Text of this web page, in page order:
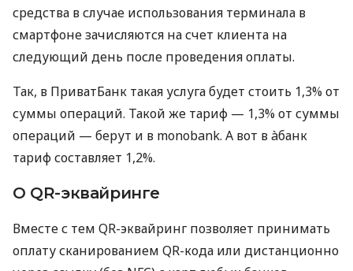
средства в случае использования терминала в
смартфоне зачисляются на счет клиента на
следующий день после проведения оплаты.
Так, в ПриватБанк такая услуга будет стоить 1,3% от
суммы операций. Такой же тариф — 1,3% от суммы
операций — берут и в monobank. А вот в àбанк
тариф составляет 1,2%.
О QR-эквайринге
Вместе с тем QR-эквайринг позволяет принимать
оплату сканированием QR-кода или дистанционно